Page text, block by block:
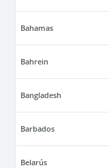
Bahamas
Bahrein
Bangladesh
Barbados
Belarús